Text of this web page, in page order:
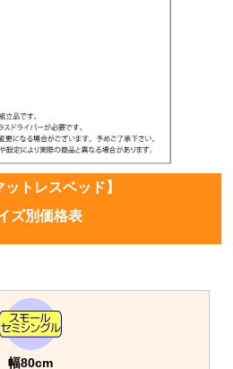
ットレスベッド】
ズ別価格表
幅80cm